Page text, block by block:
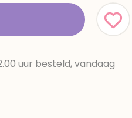
uur besteld, vandaag